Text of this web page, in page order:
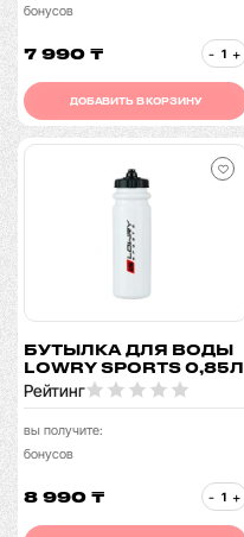
бонусов
7 990 ₸ - +
ДОБАВИТЬ В КОРЗИНУ
БУТЫЛКА ДЛЯ ВОДЫ
LOWRY SPORTS 0,85Л
Рейтинг
вы получите:
бонусов
8 990 ₸ - +